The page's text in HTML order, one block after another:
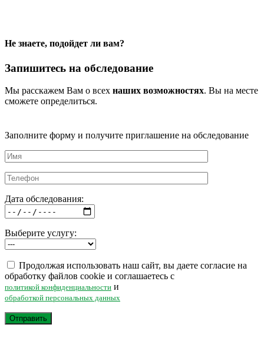
Не знаете, подойдет ли вам?
Запишитесь на обследование
Мы расскажем Вам о всех наших возможностях. Вы на месте
сможете определиться.
Заполните форму и получите приглашение на обследование
Дата обследования:
Выберите услугу:
Продолжая использовать наш сайт, вы даете согласие на
обработку файлов cookie и соглашаетесь с
политикой конфиденциальности и
обработкой персональных данных